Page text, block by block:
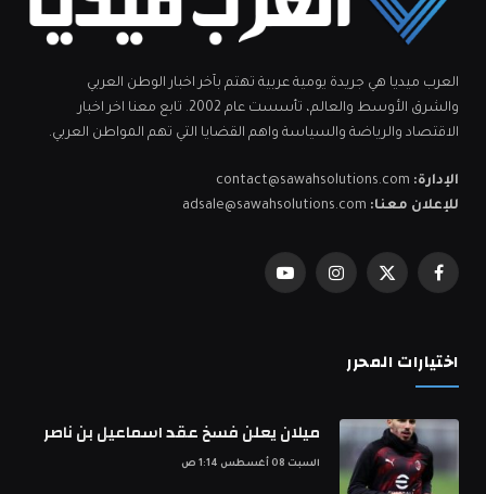
العرب ميديا هي جريدة يومية عربية تهتم بآخر اخبار الوطن العربي
والشرق الأوسط والعالم، تأسست عام 2002. تابع معنا اخر اخبار
الاقتصاد والرياضة والسياسة واهم القضايا التي تهم المواطن العربي.
الإدارة: contact@sawahsolutions.com
للإعلان معنا: adsale@sawahsolutions.com
فيسبوكX
الانستغراميوتيوب
اختيارات المحرر
ميلان يعلن فسخ عقد اسماعيل بن ناصر
السبت 08 أغسطس 1:14 ص